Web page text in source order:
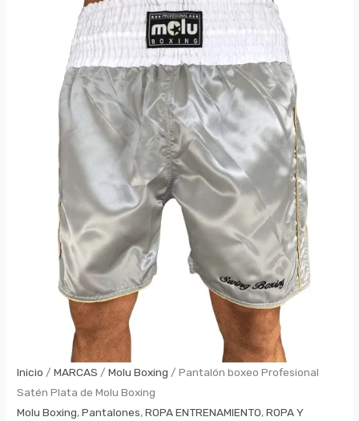
Inicio /MARCAS /Molu Boxing / Pantalón boxeo Profesional
Satén Plata de Molu Boxing
Molu Boxing,Pantalones,ROPA ENTRENAMIENTO,ROPA Y
Profesional
Boxing
cantidad